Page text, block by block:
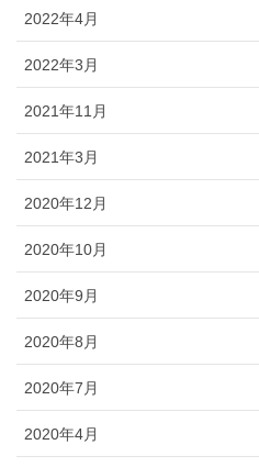
2022年4月
2022年3月
2021年11月
2021年3月
2020年12月
2020年10月
2020年9月
2020年8月
2020年7月
2020年4月